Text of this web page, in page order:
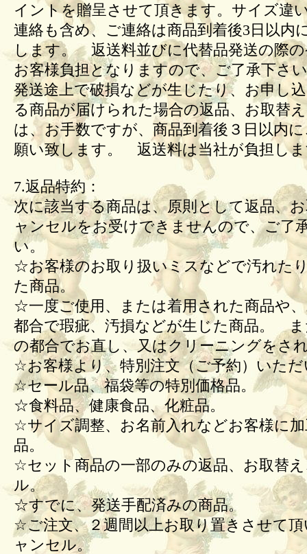
イントを贈呈させて頂きます。サイズ違
連絡も含め、ご連絡は商品到着後3日以内
します。 返送料並びに代替品発送の際の
お客様負担となりますので、ご了承下さ
発送途上で破損などが生じたり、お申し
る商品が届けられた場合の返品、お取替
は、お手数ですが、商品到着後３日以内
願い致します。 返送料は当社が負担し
7.返品特約：
次に該当する商品は、原則として返品、
ャンセルをお受けできませんので、ご了
い。
☆お客様のお取り扱いミスなどで汚れた
た商品。
☆一度ご使用、または着用された商品や
都合で瑕疵、汚損などが生じた商品。
の都合でお直し、又はクリーニングをさ
☆お客様より、特別注文（ご予約）いた
☆セール品、福袋等の特別価格品。
☆食料品、健康食品、化粧品。
☆サイズ調整、お名前入れなどお客様に
品。
☆セット商品の一部のみの返品、お取替
ル。
☆すでに、発送手配済みの商品。
☆ご注文、２週間以上お取り置きさせて
ャンセル。